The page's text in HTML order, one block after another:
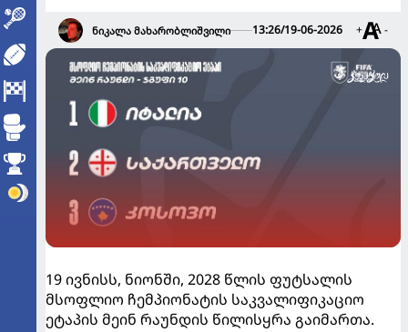
ნიკალა მახარობლიშვილი 13:26/19-06-2026 + -
19 ივნისს, ნიონში, 2028 წლის ფუტსალის
მსოფლიო ჩემპიონატის საკვალიფიკაციო
ეტაპის მეინ რაუნდის წილისყრა გაიმართა.